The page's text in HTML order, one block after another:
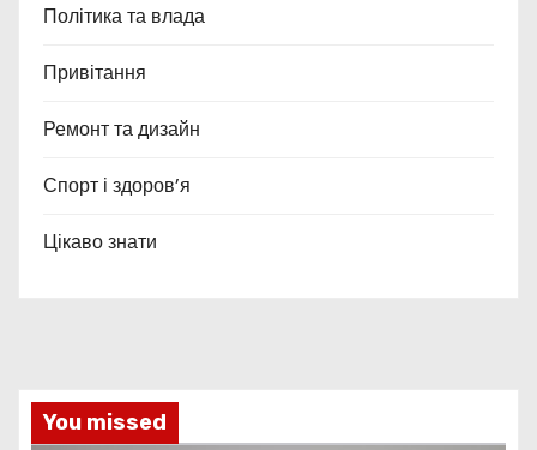
Політика та влада
Привітання
Ремонт та дизайн
Спорт і здоров’я
Цікаво знати
You missed